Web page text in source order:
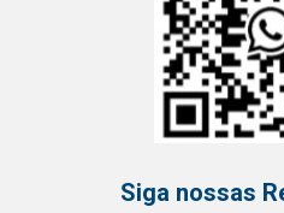
Siga nossas